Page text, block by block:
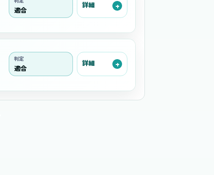
適合
詳細
判定
適合
詳細